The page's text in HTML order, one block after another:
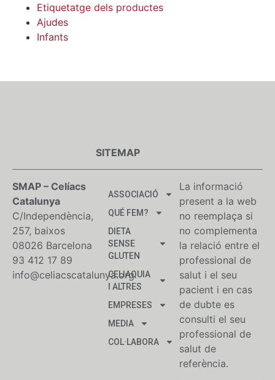
Etiquetatge dels productes
Ajudes
Infants
SMAP – Celíacs
Catalunya
C/Independència,
257, baixos
08026 Barcelona
93 412 17 89
info@celiacscatalunya.org
SITEMAP
ASSOCIACIÓ
QUÉ FEM?
DIETA
SENSE
GLUTEN
CELIAQUIA
I ALTRES
EMPRESES
MEDIA
COL·LABORA
La informació
present a la web
no reemplaça si
no complementa
la relació entre el
professional de
salut i el seu
pacient i en cas
de dubte es
consulti el seu
professional de
salut de
referència.